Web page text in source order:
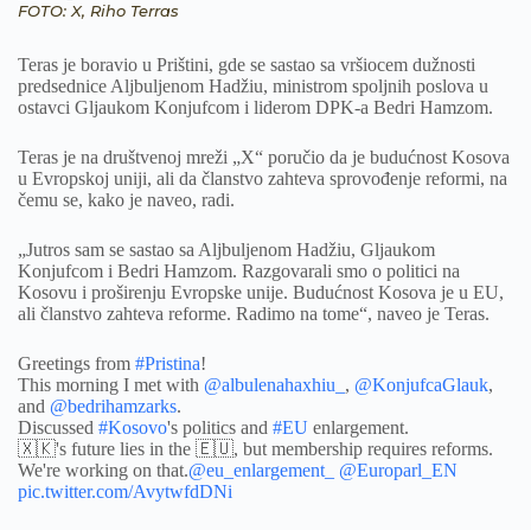
FOTO: X, Riho Terras
Teras je boravio u Prištini, gde se sastao sa vršiocem dužnosti
predsednice Aljbuljenom Hadžiu, ministrom spoljnih poslova u
ostavci Gljaukom Konjufcom i liderom DPK-a Bedri Hamzom.
Teras je na društvenoj mreži „X“ poručio da je budućnost Kosova
u Evropskoj uniji, ali da članstvo zahteva sprovođenje reformi, na
čemu se, kako je naveo, radi.
„Jutros sam se sastao sa Aljbuljenom Hadžiu, Gljaukom
Konjufcom i Bedri Hamzom. Razgovarali smo o politici na
Kosovu i proširenju Evropske unije. Budućnost Kosova je u EU,
ali članstvo zahteva reforme. Radimo na tome“, naveo je Teras.
Greetings from #Pristina!
This morning I met with @albulenahaxhiu_ , @KonjufcaGlauk,
and @bedrihamzarks.
Discussed #Kosovo's politics and #EU enlargement.
🇽🇰's future lies in the 🇪🇺, but membership requires reforms.
We're working on that.@eu_enlargement_
@Europarl_EN
pic.twitter.com/AvytwfdDNi